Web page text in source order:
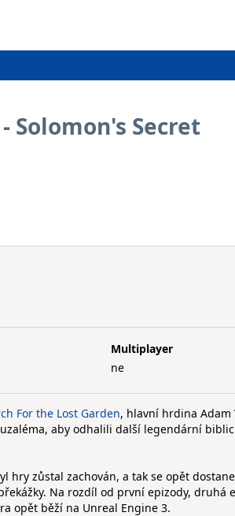
Solomon's Secret
Multiplayer
ne
For the Lost Garden, hlavní hrdina Adam
aby odhalili další legendární
hry zůstal zachován, a tak se opět
Na rozdíl od první epizody, druhá
opět běží na Unreal Engine 3.